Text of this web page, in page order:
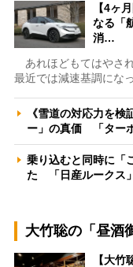
【4ヶ
なる「
消…
あれほどもてはやさ
最近では減速基調にな
《雪道の対応力を
ー」の真価 「ター
乗り込むと同時に「
た 「日産ルークス
大竹聡の「昼酒
【大